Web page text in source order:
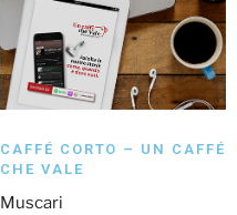
CAFFÉ CORTO – UN CAFFÉ
CHE VALE
Muscari